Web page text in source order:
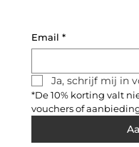
Email *
Ja, schrijf mij in
*De 10% korting valt
vouchers of